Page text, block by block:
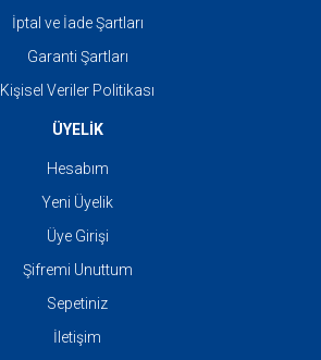
İptal ve İade Şartları
Garanti Şartları
Kişisel Veriler Politikası
ÜYELİK
Hesabım
Yeni Üyelik
Üye Girişi
Şifremi Unuttum
Sepetiniz
İletişim